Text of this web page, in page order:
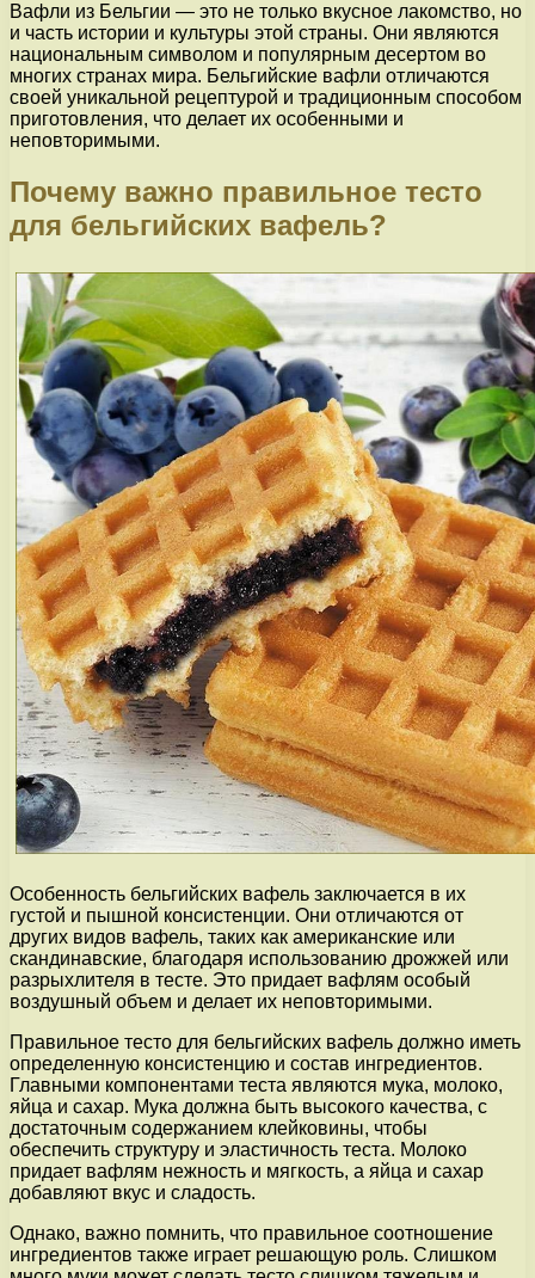
Вафли из Бельгии — это не только вкусное лакомство, но
и часть истории и культуры этой страны. Они являются
национальным символом и популярным десертом во
многих странах мира. Бельгийские вафли отличаются
своей уникальной рецептурой и традиционным способом
приготовления, что делает их особенными и
неповторимыми.
Почему важно правильное тесто
для бельгийских вафель?
Особенность бельгийских вафель заключается в их
густой и пышной консистенции. Они отличаются от
других видов вафель, таких как американские или
скандинавские, благодаря использованию дрожжей или
разрыхлителя в тесте. Это придает вафлям особый
воздушный объем и делает их неповторимыми.
Правильное тесто для бельгийских вафель должно иметь
определенную консистенцию и состав ингредиентов.
Главными компонентами теста являются мука, молоко,
яйца и сахар. Мука должна быть высокого качества, с
достаточным содержанием клейковины, чтобы
обеспечить структуру и эластичность теста. Молоко
придает вафлям нежность и мягкость, а яйца и сахар
добавляют вкус и сладость.
Однако, важно помнить, что правильное соотношение
ингредиентов также играет решающую роль. Слишком